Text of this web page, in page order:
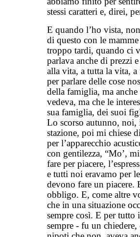
stessi caratteri e, direi,
E quando l’ho vista,
di questo con le
troppo tardi, quando ci
parlava anche di prezzi
alla vita, a tutta la vita,
per parlare delle cose
della famiglia, ma
vedeva, ma che le
sua famiglia, dei suoi
Lo scorso autunno, noi,
stazione, poi mi chiese
per l’apparecchio
con gentilezza, “Mo’,
fare per piacere,
e tutti noi eravamo per
devono fare un piacere.
obbligo. E, come altre
che in una situazione
sempre così. E per tutto
sempre - fu un